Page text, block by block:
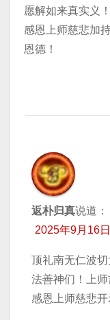
愿解如来真实义
感恩上师慈悲加
恩德！
返朴归真说道：
2025年9月16
顶礼南无仁波
法善神们！上师
感恩上师慈悲